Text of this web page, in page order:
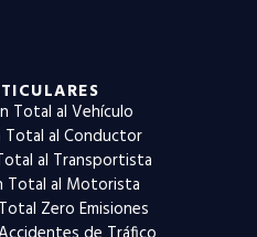
Total al Vehículo
al Conductor
al Transportista
Total al Motorista
Zero Emisiones